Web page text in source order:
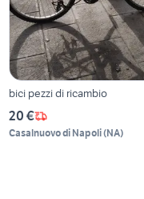
bici pezzi di ricambio
20 €
Casalnuovo di Napoli(NA)